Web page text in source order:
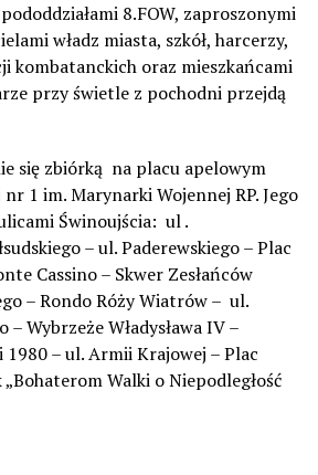
8.FOW, zaproszonymi
władz miasta, szkół, harcerzy,
kombatanckich oraz mieszkańcami
przy świetle z pochodni przejdą
się zbiórką na placu apelowym
nr 1 im. Marynarki Wojennej RP. Jego
Świnoujścia: ul .
– ul. Paderewskiego – Plac
Cassino – Skwer Zesłańców
– Rondo Róży Wiatrów – ul.
– Wybrzeże Władysława IV –
– ul. Armii Krajowej – Plac
„Bohaterom Walki o Niepodległość